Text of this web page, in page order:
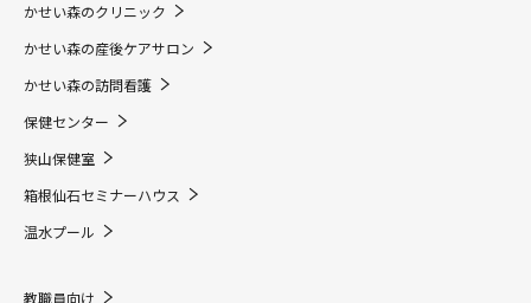
かせい森のクリニック
かせい森の産後ケアサロン
かせい森の訪問看護
保健センター
狭山保健室
箱根仙石セミナーハウス
温水プール
教職員向け